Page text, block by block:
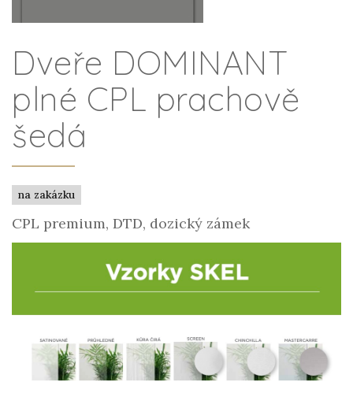
Dveře DOMINANT
plné CPL prachově
šedá
na zakázku
CPL premium, DTD, dozický zámek